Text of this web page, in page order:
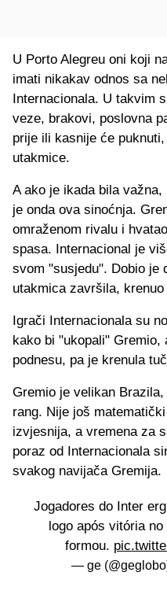
U Porto Alegreu oni koji
imati nikakav odnos sa
Internacionala. U takvim
veze, brakovi, poslovna
prije ili kasnije će
utakmice.
A ako je ikada bila
je onda ova sinoćnja.
omraženom rivalu i
spasa. Internacional je
svom "susjedu". Dobio je
utakmica završila, krenuo
Igrači Internacionala su
kako bi "ukopali" Gremio,
podnesu, pa je krenula
Gremio je velikan
rang. Nije još
izvjesnija, a vremena za
poraz od Internacionala
svakog navijača Gremija.
Jogadores do Inter
logo após vitória
formou.
— ge